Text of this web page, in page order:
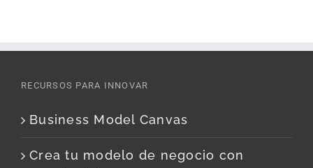
RECURSOS PARA INNOVAR
Business Model Canvas
Crea tu modelo de negocio con